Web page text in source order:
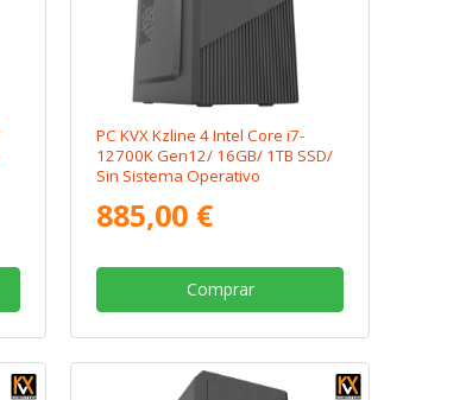
PC KVX Kzline 4 Intel Core i7-
12700K Gen12/ 16GB/ 1TB SSD/
Sin Sistema Operativo
885,00 €
Comprar